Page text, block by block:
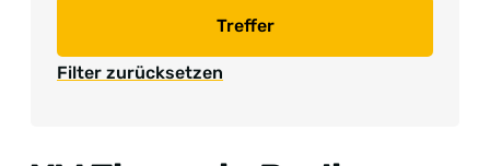
Treffer
Filter zurücksetzen